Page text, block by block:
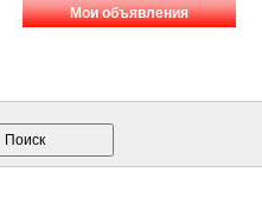
Мои объявления